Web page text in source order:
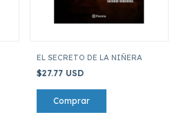
EL SECRETO DE LA NIÑERA
$27.77 USD